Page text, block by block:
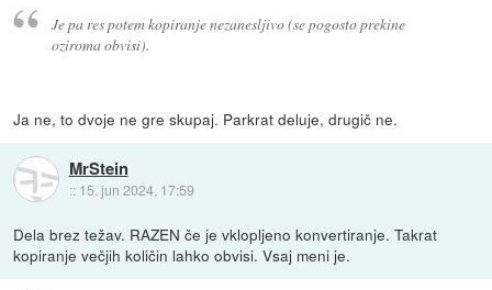
Je pa res potem kopiranje nezanesljivo (se pogosto prekine
oziroma obvisi).
Ja ne, to dvoje ne gre skupaj. Parkrat deluje, drugič ne.
MrStein
:: 15. jun 2024, 17:59
Dela brez težav. RAZEN če je vklopljeno konvertiranje. Takrat
kopiranje večjih količin lahko obvisi. Vsaj meni je.